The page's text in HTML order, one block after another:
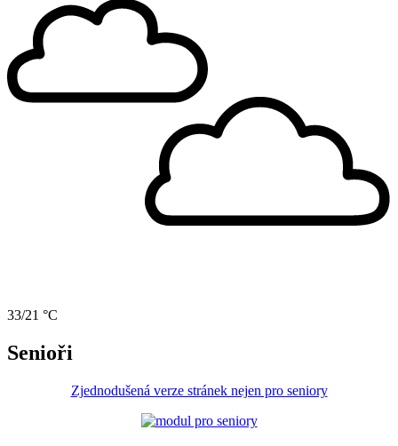
33/21 °C
Senioři
Zjednodušená verze stránek nejen pro seniory